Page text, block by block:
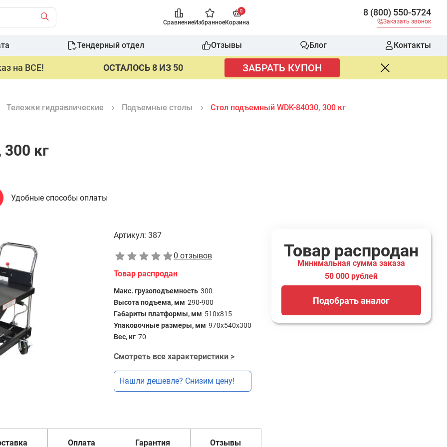
СравнениеИзбранное
0
Корзина
8 (800) 550-5724
Заказать звонок
Тендерный отдел Отзывы Блог Контакты
на ВСЕ! ОСТАЛОСЬ 8 ИЗ 50 ЗАБРАТЬ КУПОН
Тележки гидравлические Подъемные столы Стол подъемный WDK-84030, 300 кг
кг
Удобные способы оплаты
Артикул: 387
0 отзывов
Товар распродан
Макс. грузоподъемность 300
Высота подъема, мм 290-900
Габариты платформы, мм 510х815
Упаковочные размеры, мм 970х540х300
Вес, кг 70
Смотреть все характеристики >
Нашли дешевле? Снизим цену!
Оплата Гарантия Отзывы
Товар распродан
Минимальная сумма заказа
50 000 рублей
Подобрать аналог